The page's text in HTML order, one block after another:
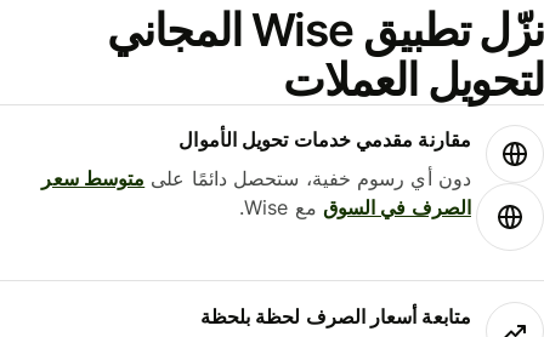
نزّل تطبيق Wise المجاني
العملات
مقارنة مقدمي خدمات تحويل الأموال
دون أي رسوم خفية، ستحصل دائمًا علىمتوسط ​​سعر
الصرف في السوقمع Wise.
متابعة أسعار الصرف لحظة بلحظة